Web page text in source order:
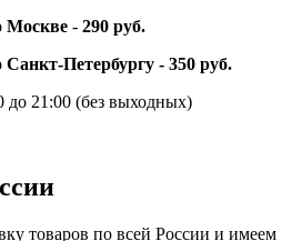
Москве - 290 руб.
Петербургу - 350 руб.
до 21:00 (без выходных)
товаров по всей России и имеем